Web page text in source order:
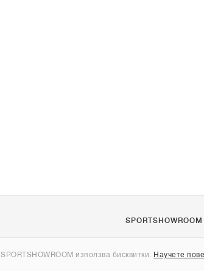
SPORTSHOWROOM използва бисквитки. Научете
SPORTSHOWROOM
Контакти